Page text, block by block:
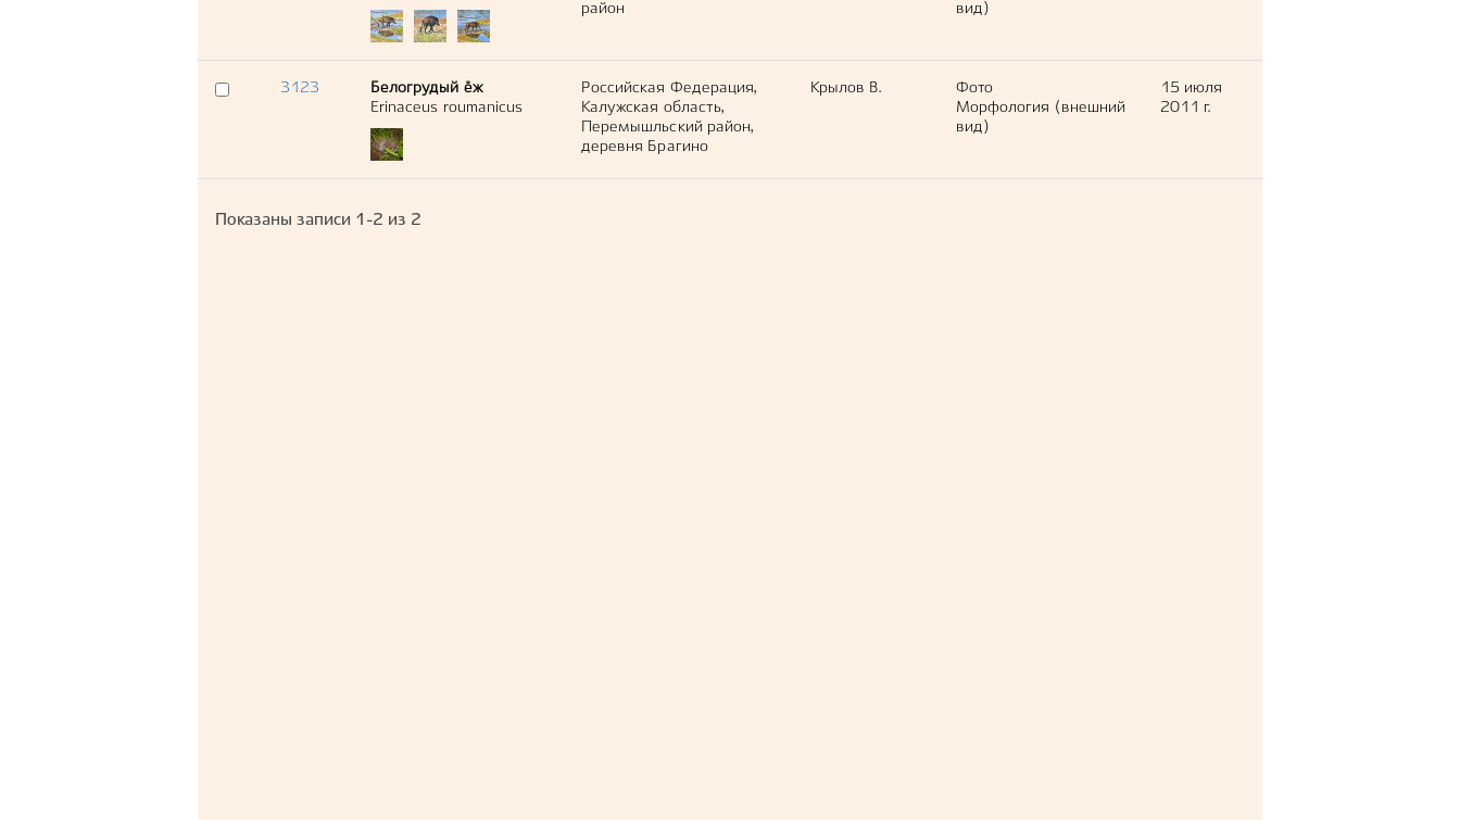
район
вид)
3123
Белогрудый ёж
Erinaceus roumanicus
Российская Федерация,
Калужская область,
Перемышльский район,
деревня Брагино
Крылов В.
Фото
Морфология (внешний
вид)
15 июля
2011 г.
Показаны записи 1-2 из 2